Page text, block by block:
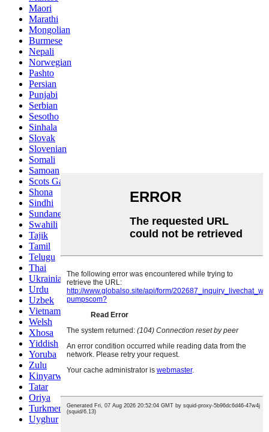
Maori
Marathi
Mongolian
Burmese
Nepali
Norwegian
Pashto
Persian
Punjabi
Serbian
Sesotho
Sinhala
Slovak
Slovenian
Somali
Samoan
Scots Gaelic
Shona
Sindhi
Sundanese
Swahili
Tajik
Tamil
Telugu
Thai
Ukrainian
Urdu
Uzbek
Vietnamese
Welsh
Xhosa
Yiddish
Yoruba
Zulu
Kinyarwanda
Tatar
Oriya
Turkmen
Uyghur